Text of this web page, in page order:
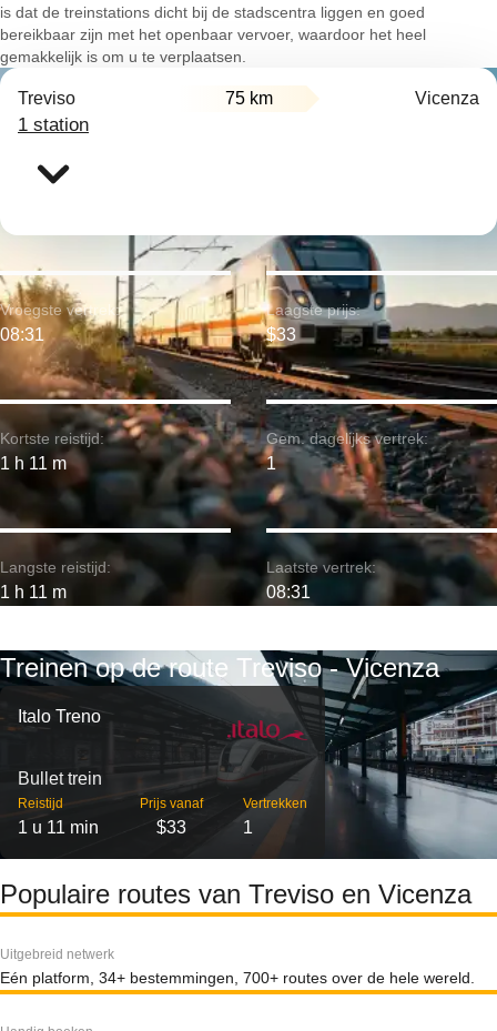
is dat de treinstations dicht bij de stadscentra liggen en goed
bereikbaar zijn met het openbaar vervoer, waardoor het heel
gemakkelijk is om u te verplaatsen.
Treviso 75 km Vicenza
1 station
Kortste reistijd:
1 h 11 m
Vroegste vertrek:
08:31
Langste reistijd:
1 h 11 m
Laagste prijs:
$33
Gem. dagelijks vertrek:
1
Laatste vertrek:
08:31
Treinen op de route Treviso - Vicenza
Italo Treno
Bullet trein
Reistijd
1 u 11 min
Prijs vanaf
$33
Vertrekken
1
Populaire routes van Treviso en Vicenza
Uitgebreid netwerk
Eén platform, 34+ bestemmingen, 700+ routes over de hele wereld.